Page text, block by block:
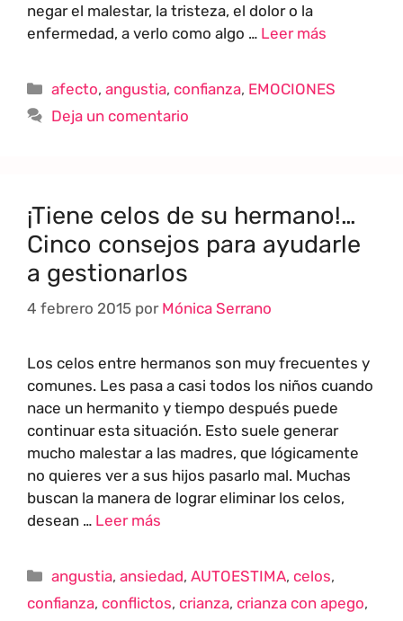
negar el malestar, la tristeza, el dolor o la
enfermedad, a verlo como algo … Leer más
afecto,angustia,confianza, EMOCIONES
Deja un comentario
¡Tiene celos de su hermano!…
Cinco consejos para ayudarle
a gestionarlos
4 febrero 2015 por Mónica Serrano
Los celos entre hermanos son muy frecuentes y
comunes. Les pasa a casi todos los niños cuando
nace un hermanito y tiempo después puede
continuar esta situación. Esto suele generar
mucho malestar a las madres, que lógicamente
no quieres ver a sus hijos pasarlo mal. Muchas
buscan la manera de lograr eliminar los celos,
desean … Leer más
angustia,ansiedad,AUTOESTIMA,celos,
confianza, conflictos, crianza, crianza con apego,